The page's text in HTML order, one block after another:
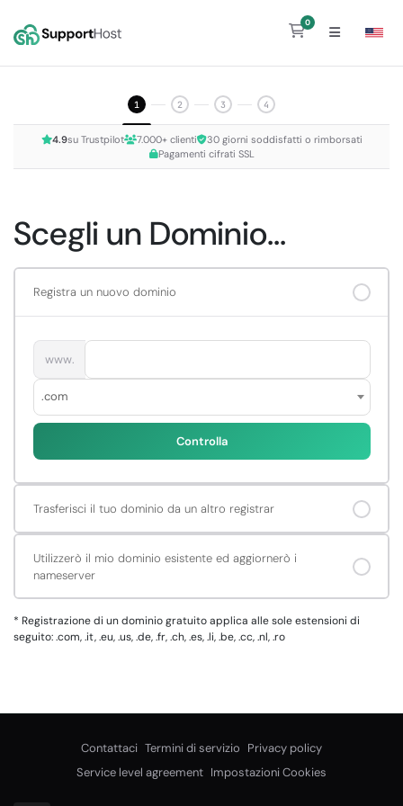
0
Carrello
1 2 3 4
4.9su Trustpilot 7.000+ clienti
30 giorni soddisfatti o rimborsati
Pagamenti cifrati SSL
Scegli un Dominio...
Registra un nuovo dominio
www.
.com
Controlla
Trasferisci il tuo dominio da un altro registrar
Utilizzerò il mio dominio esistente ed aggiornerò i
nameserver
* Registrazione di un dominio gratuito applica alle sole estensioni di
seguito: .com, .it, .eu, .us, .de, .fr, .ch, .es, .li, .be, .cc, .nl, .ro
Contattaci Termini di servizio Privacy policy
Service level agreement Impostazioni Cookies